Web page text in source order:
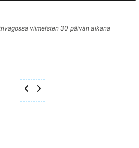
viimeisten 30 päivän aikana